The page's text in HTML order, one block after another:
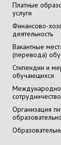
Платные
услуги
Финансово-
деятельность
Вакантные
(перевода)
Стипендии и
обучающихся
сотрудничество
Организация